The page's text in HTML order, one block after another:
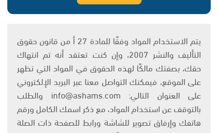
يتم الاستخدام المواد وفقًا للمادة 27 أ من قانون حقوق
التأليف والنشر 2007، وإن كنت تعتقد أنه تم انتهاك
حقك، بصفتك مالكًا لهذه الحقوق في المواد التي تظهر
على الموقع، فيمكنك التواصل معنا عبر البريد الإلكتروني
على العنوان التالي: info@ashams.com والطلب
بالتوقف عن استخدام المواد، مع ذكر اسمك الكامل ورقم
هاتفك وإرفاق تصوير للشاشة ورابط للصفحة ذات الصلة